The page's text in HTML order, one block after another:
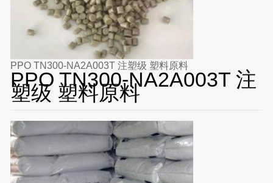
PPO TN300-NA2A003T 注塑级 塑料原料
PPO TN300-NA2A003T 注
塑级 塑料原料